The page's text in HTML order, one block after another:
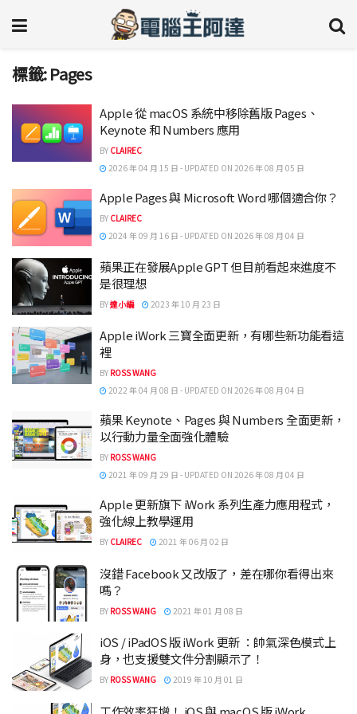
標籤:Pages
Apple 從 macOS 系統中移除舊版 Pages、
Keynote 和 Numbers 應用
BY CLAIREC
2026 年 04 月 15 日 - UPDATED ON 2026 年 08 月 05 日
Apple Pages 與 Microsoft Word 哪個適合你？
BY CLAIREC
2024 年 09 月 16 日 - UPDATED ON 2026 年 08 月 04 日
蘋果正在發展Apple GPT 但目前看起來進度不
是很理想
BY達小編 2023 年 10 月 23 日
Apple iWork 三寶全面更新，有哪些新功能看這
裡
BY ROSS WANG
2022 年 04 月 08 日 - UPDATED ON 2026 年 08 月 04 日
蘋果 Keynote、Pages 與 Numbers 全面更新，
以行動力量全面強化體驗
BY ROSS WANG
2021 年 09 月 29 日 - UPDATED ON 2026 年 08 月 04 日
Apple 更新旗下 iWork 系列生產力應用程式，
強化線上教學運用
BY CLAIREC 2021 年 06 月 02 日
沒錯 Facebook 又改版了，差在哪你看得出來
嗎？
BY ROSS WANG 2021 年 01 月 08 日
iOS / iPadOS 版 iWork 更新 ：帥氣深色模式上
身，也支援雙文件分割顯示了！
BY ROSS WANG 2019 年 10 月 01 日